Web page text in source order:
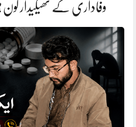
وفاداری کے ٹھیکیدار